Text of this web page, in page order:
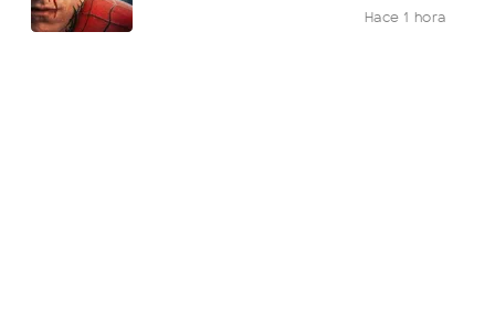
Hace 1 hora